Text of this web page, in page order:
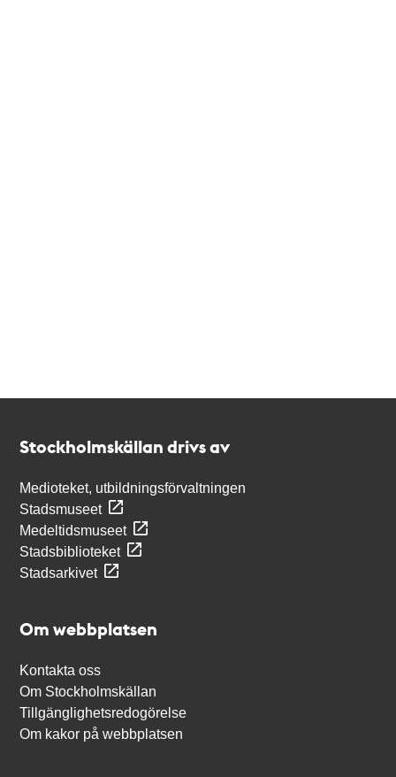
Stockholmskällan drivs av
Medioteket, utbildningsförvaltningen
Stadsmuseet
Medeltidsmuseet
Stadsbiblioteket
Stadsarkivet
Om webbplatsen
Kontakta oss
Om Stockholmskällan
Tillgänglighetsredogörelse
Om kakor på webbplatsen